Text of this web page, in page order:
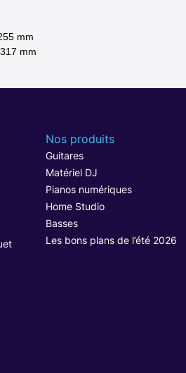
mm
mm
Nos produits
Guitares
Matériel DJ
Pianos numériques
Home Studio
Basses
Les bons plans de l’été 2026